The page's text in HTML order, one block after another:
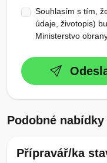
Souhlasím s tím,
údaje, životopis)
Ministerstvo
Podobné nabídky
Přípravář/ka